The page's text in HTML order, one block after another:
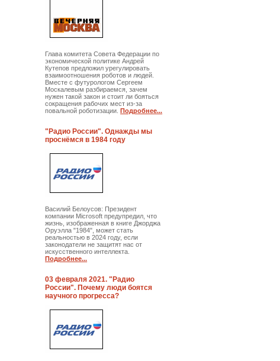
Глава комитета Совета Федерации по
экономической политике Андрей
Кутепов предложил урегулировать
взаимоотношения роботов и людей.
Вместе с футурологом Сергеем
Москалевым разбираемся, зачем
нужен такой закон и стоит ли бояться
сокращения рабочих мест из-за
повальной роботизации.Подробнее...
"Радио России". Однажды мы
проснёмся в 1984 году
Василий Белоусов: Президент
компании Microsoft предупредил, что
жизнь, изображенная в книге Джорджа
Оруэлла "1984", может стать
реальностью в 2024 году, если
законодатели не защитят нас от
искусственного интеллекта.
Подробнее...
03 февраля 2021. "Радио
России". Почему люди боятся
научного прогресса?